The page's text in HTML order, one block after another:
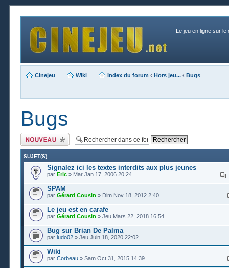
Le jeu en ligne sur le
Cinejeu Wiki Index du forum ‹ Hors jeu... ‹ Bugs
Bugs
Publier un nouveau
sujet
SUJET(S)
Signalez ici les textes interdits aux plus jeunes
par Eric » Mar Jan 17, 2006 20:24
SPAM
par Gérard Cousin » Dim Nov 18, 2012 2:40
Le jeu est en carafe
par Gérard Cousin » Jeu Mars 22, 2018 16:54
Bug sur Brian De Palma
par ludo02 » Jeu Juin 18, 2020 22:02
Wiki
par Corbeau » Sam Oct 31, 2015 14:39